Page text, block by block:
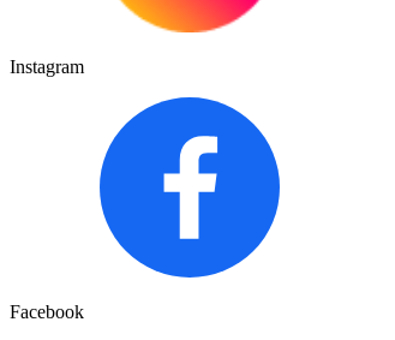
Instagram
Facebook